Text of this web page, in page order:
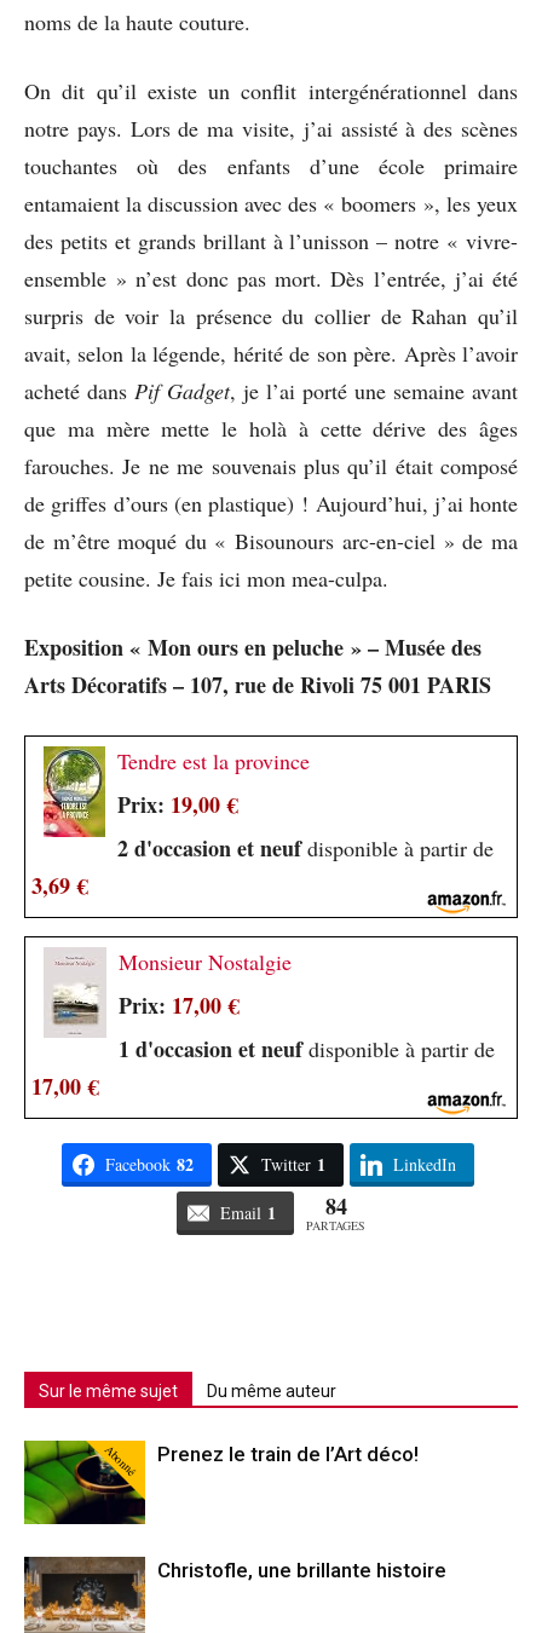
noms de la haute couture.
On dit qu’il existe un conflit intergénérationnel dans
notre pays. Lors de ma visite, j’ai assisté à des scènes
touchantes où des enfants d’une école primaire
entamaient la discussion avec des « boomers », les yeux
des petits et grands brillant à l’unisson – notre « vivre-
ensemble » n’est donc pas mort. Dès l’entrée, j’ai été
surpris de voir la présence du collier de Rahan qu’il
avait, selon la légende, hérité de son père. Après l’avoir
acheté dans Pif Gadget, je l’ai porté une semaine avant
que ma mère mette le holà à cette dérive des âges
farouches. Je ne me souvenais plus qu’il était composé
de griffes d’ours (en plastique) ! Aujourd’hui, j’ai honte
de m’être moqué du « Bisounours arc-en-ciel » de ma
petite cousine. Je fais ici mon mea-culpa.
Exposition « Mon ours en peluche » – Musée des
Arts Décoratifs – 107, rue de Rivoli 75 001 PARIS
Tendre est la province
Prix: 19,00 €
2 d'occasion et neufdisponible à partir de
3,69 €
Monsieur Nostalgie
Prix: 17,00 €
1 d'occasion et neufdisponible à partir de
17,00 €
Facebook 82 Twitter 1 LinkedIn
Email 1 84
PARTAGES
Sur le même sujet Du même auteur
Abonné Prenez le train de l’Art déco!
Christofle, une brillante histoire